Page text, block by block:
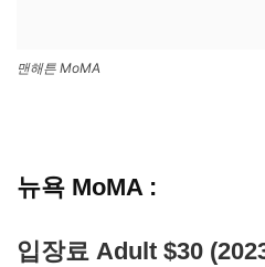
맨해튼 MoMA
뉴욕 MoMA :
입장료 Adult $30